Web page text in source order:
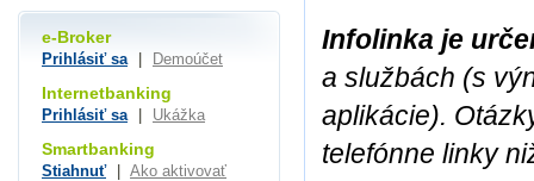
Infolinka je
a službách (s
aplikácie).
telefónne linky
e-Broker
Prihlásiť sa Demoúčet
Internetbanking
Prihlásiť sa Ukážka
Smartbanking
Stiahnuť Ako aktivovať